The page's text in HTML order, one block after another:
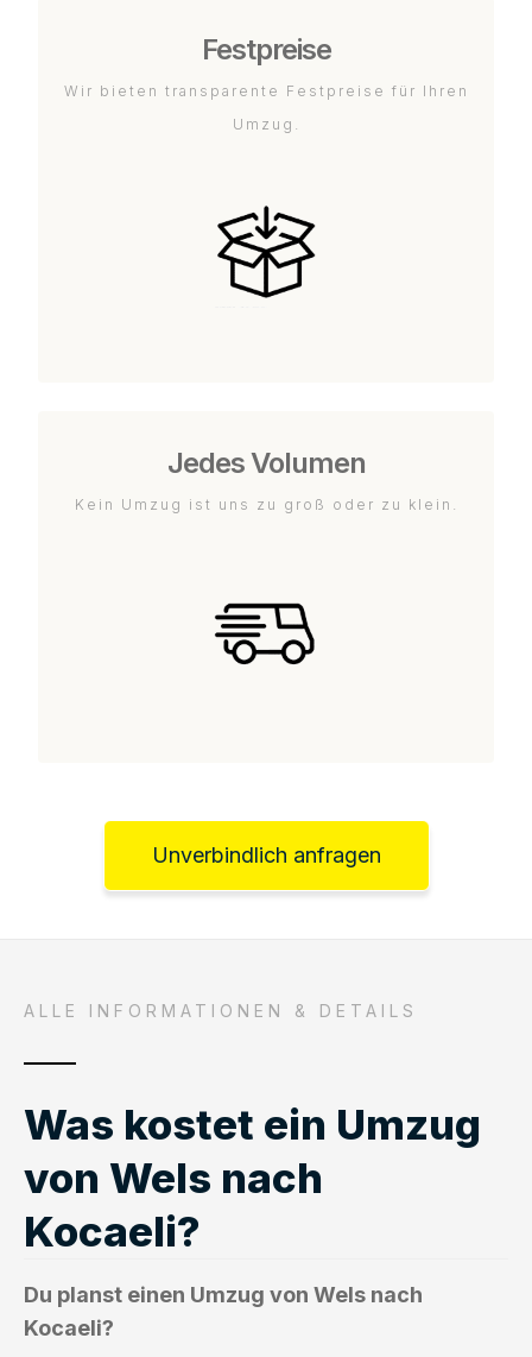
Festpreise
Wir bieten transparente Festpreise für Ihren
Umzug.
Jedes Volumen
Kein Umzug ist uns zu groß oder zu klein.
Unverbindlich anfragen
ALLE INFORMATIONEN & DETAILS
Was kostet ein Umzug
von Wels nach
Kocaeli?
Du planst einen Umzug von Wels nach
Kocaeli?